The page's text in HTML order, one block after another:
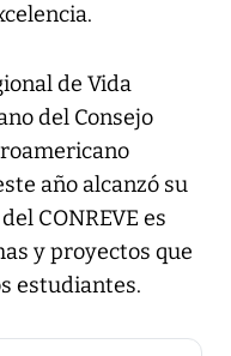
de Vida
del Consejo
año alcanzó su
CONREVE es
y proyectos que
estudiantes.